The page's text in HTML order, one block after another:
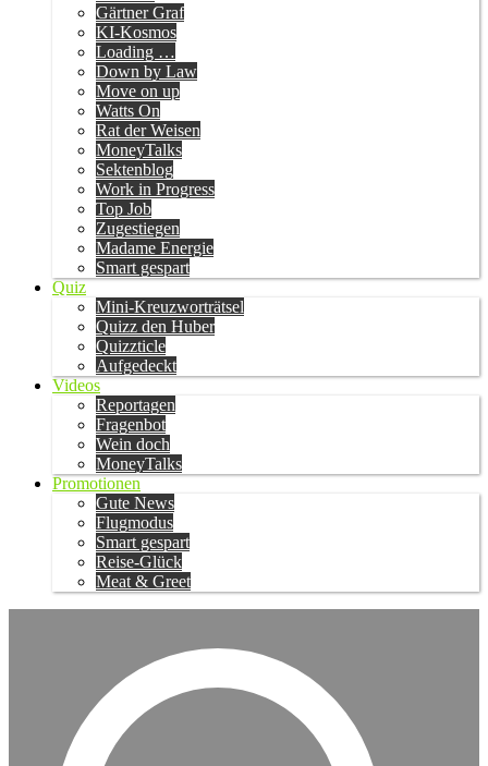
Gärtner Graf
KI-Kosmos
Loading …
Down by Law
Move on up
Watts On
Rat der Weisen
MoneyTalks
Sektenblog
Work in Progress
Top Job
Zugestiegen
Madame Energie
Smart gespart
Quiz
Mini-Kreuzworträtsel
Quizz den Huber
Quizzticle
Aufgedeckt
Videos
Reportagen
Fragenbot
Wein doch
MoneyTalks
Promotionen
Gute News
Flugmodus
Smart gespart
Reise-Glück
Meat & Greet